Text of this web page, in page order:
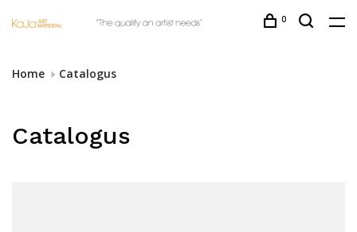
0
Home Catalogus
Catalogus